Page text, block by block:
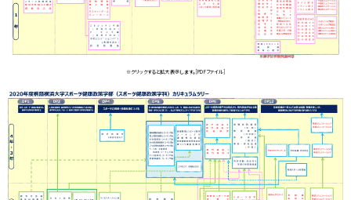
※クリックすると拡大表示します。[PDFファイル]